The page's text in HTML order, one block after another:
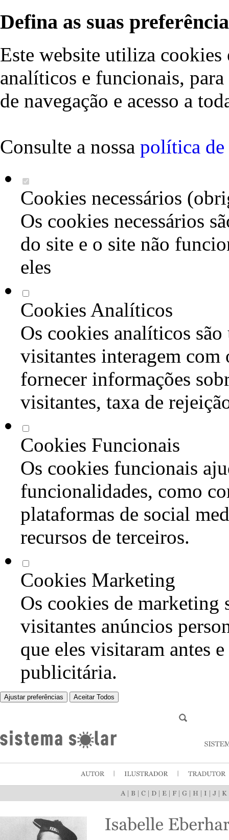
Defina as suas
Este website utiliza cookies
analíticos e funcionais,
de navegação e acesso a
Consulte a nossa política de
Cookies necessários
Os cookies necessários
do site e o site não
eles
Cookies Analíticos
Os cookies analíticos são
visitantes interagem com
fornecer informações
visitantes, taxa de
Cookies Funcionais
Os cookies funcionais
funcionalidades, como
plataformas de social
recursos de terceiros.
Cookies Marketing
Os cookies de marketing
visitantes anúncios
que eles visitaram antes
publicitária.
Ajustar preferências Aceitar Todos